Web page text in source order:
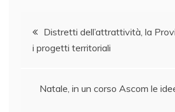
b
o
k
dI
n
A
Navigazione
articoli
Distretti dell’attrattività, la
i progetti territoriali
Natale, in un corso Ascom le